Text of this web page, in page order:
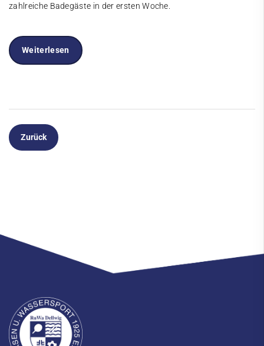
zahlreiche Badegäste in der ersten Woche.
Weiterlesen
Zurück